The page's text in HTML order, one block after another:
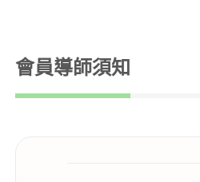
會員導師須知